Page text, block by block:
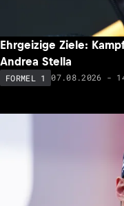
Ehrgeizige Ziele:
Andrea Stella
FORMEL 1 07.08.2026 -